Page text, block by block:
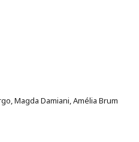
Magda Damiani, Amélia Brum